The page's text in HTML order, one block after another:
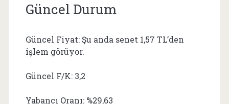
Güncel Durum
Güncel Fiyat: Şu anda senet 1,57 TL’den
işlem görüyor.
Güncel F/K: 3,2
Yabancı Oranı: %29,63